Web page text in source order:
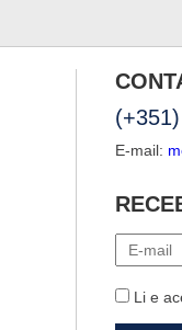
E-mail:
Li e